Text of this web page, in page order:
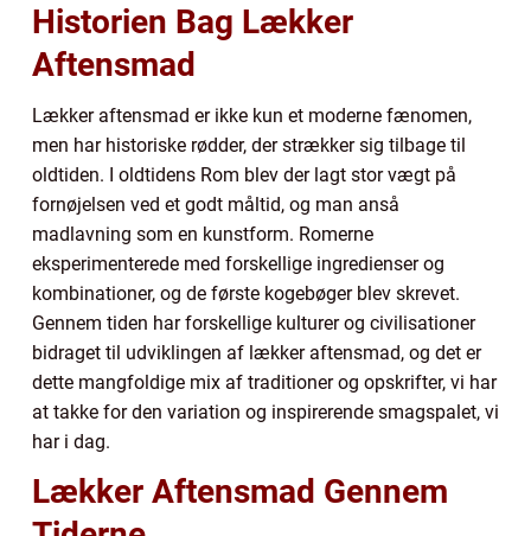
Historien Bag Lækker
Aftensmad
Lækker aftensmad er ikke kun et moderne fænomen,
men har historiske rødder, der strækker sig tilbage til
oldtiden. I oldtidens Rom blev der lagt stor vægt på
fornøjelsen ved et godt måltid, og man anså
madlavning som en kunstform. Romerne
eksperimenterede med forskellige ingredienser og
kombinationer, og de første kogebøger blev skrevet.
Gennem tiden har forskellige kulturer og civilisationer
bidraget til udviklingen af lækker aftensmad, og det er
dette mangfoldige mix af traditioner og opskrifter, vi har
at takke for den variation og inspirerende smagspalet, vi
har i dag.
Lækker Aftensmad Gennem